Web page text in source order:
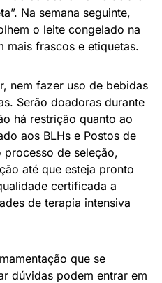
Na semana seguinte,
o leite congelado na
mais frascos e etiquetas.
nem fazer uso de bebidas
Serão doadoras durante
há restrição quanto ao
aos BLHs e Postos de
de seleção,
até que esteja pronto
certificada a
de terapia intensiva
que se
dúvidas podem entrar em